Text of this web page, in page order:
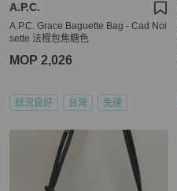
A.P.C.
A.P.C. Grace Baguette Bag - Cad Noi
sette 法棍包焦糖色
MOP 2,026
狀況良好 台灣 免運